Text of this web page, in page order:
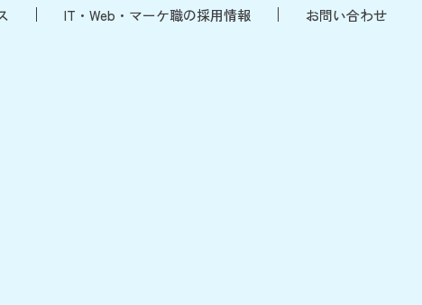
IT・Web・マーケ職の採用情報 お問い合わせ